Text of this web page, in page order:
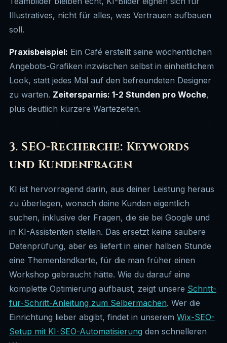
Illustratives, nicht für alles, was Vertrauen aufbauen
soll.
Praxisbeispiel: Ein Café erstellt seine wöchentlichen
Angebots-Grafiken inzwischen selbst in einheitlichem
Look, statt jedes Mal auf den befreundeten Designer
zu warten. Zeitersparnis: 1-2 Stunden pro Woche,
plus deutlich kürzere Wartezeiten.
3. SEO-Recherche: Keywords
und Kundenfragen
KI ist hervorragend darin, aus deiner Leistung heraus
zu überlegen, wonach deine Kunden eigentlich
suchen, inklusive der Fragen, die sie bei Google und
in KI-Assistenten stellen. Das ersetzt keine saubere
Datenprüfung, aber es liefert in einer halben Stunde
eine Themenlandkarte, für die man früher einen
Workshop gebraucht hätte. Wie du darauf eine
komplette Optimierung aufbaust, zeigt unsere Schritt-
für-Schritt-Anleitung zum Selbermachen. Wer die
Einrichtung lieber abgibt, findet in unserem Wix-SEO-
Setup mit KI-SEO-Automatisierung den schnelleren